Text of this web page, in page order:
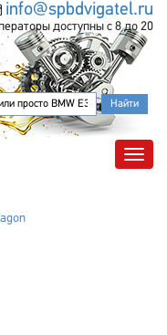
info@spbdvigatel.ru
доступны с 8 до 20